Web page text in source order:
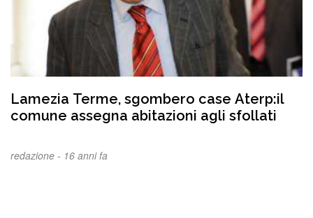
Lamezia Terme, sgombero case Aterp:il
comune assegna abitazioni agli sfollati
redazione - 16 anni fa